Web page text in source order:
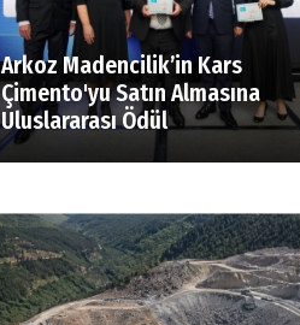
Arkoz Madencilik’in Kars
Çimento'yu Satın Almasına
Uluslararası Ödül